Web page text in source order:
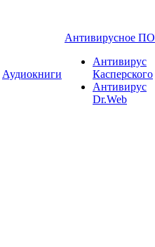
Аудиокниги
Антивирусное ПО
Антивирус
Касперского
Антивирус
Dr.Web